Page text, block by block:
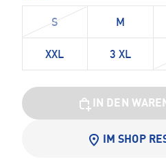
S M
XXL 3 XL
IN DEN
IM SHOP